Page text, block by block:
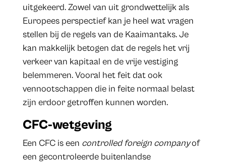
uitgekeerd. Zowel van uit grondwettelijk als
Europees perspectief kan je heel wat vragen
stellen bij de regels van de Kaaimantaks. Je
kan makkelijk betogen dat de regels het vrij
verkeer van kapitaal en de vrije vestiging
belemmeren. Vooral het feit dat ook
vennootschappen die in feite normaal belast
zijn erdoor getroffen kunnen worden.
CFC-wetgeving
Een CFC is een controlled foreign companyof
een gecontroleerde buitenlandse